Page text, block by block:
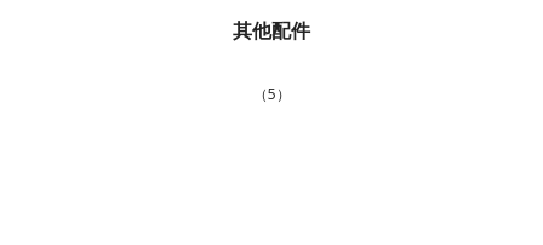
其他配件
（5）